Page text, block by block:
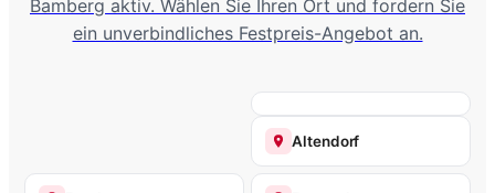
Bamberg aktiv. Wählen Sie Ihren Ort und fordern Sie
ein unverbindliches Festpreis-Angebot an.
Altendorf